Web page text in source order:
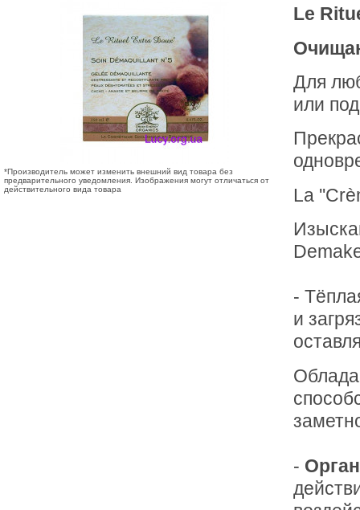
*Производитель может изменить внешний вид товара без
предварительного уведомления. Изображения могут отличаться от
действительного вида товара
Le
Для
или
La
-
и
-